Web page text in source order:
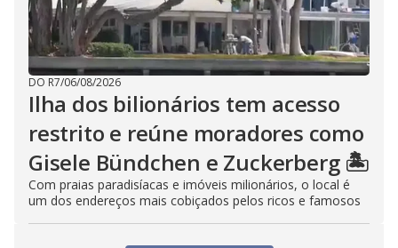
DO R7/06/08/2026
Ilha dos bilionários tem acesso
restrito e reúne moradores como
Gisele Bündchen e Zuckerberg 🏝️
Com praias paradisíacas e imóveis milionários, o local é
um dos endereços mais cobiçados pelos ricos e famosos